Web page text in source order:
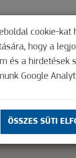
OK
cookie-kat
hogy a
és a hirdetések
Google
ÖSSZES SÜTI